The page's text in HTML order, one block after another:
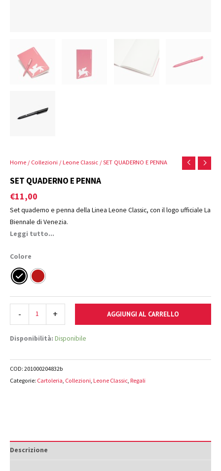
Home / Collezioni / Leone Classic / SET QUADERNO E PENNA
SET QUADERNO E PENNA
€11,00
Set quaderno e penna della Linea Leone Classic, con il logo ufficiale La
Biennale di Venezia.
Leggi tutto...
Colore
Disponibilità: Disponibile
- + AGGIUNGI AL CARRELLO
COD: 201000204832b
Categorie: Cartoleria, Collezioni, Leone Classic, Regali
Descrizione